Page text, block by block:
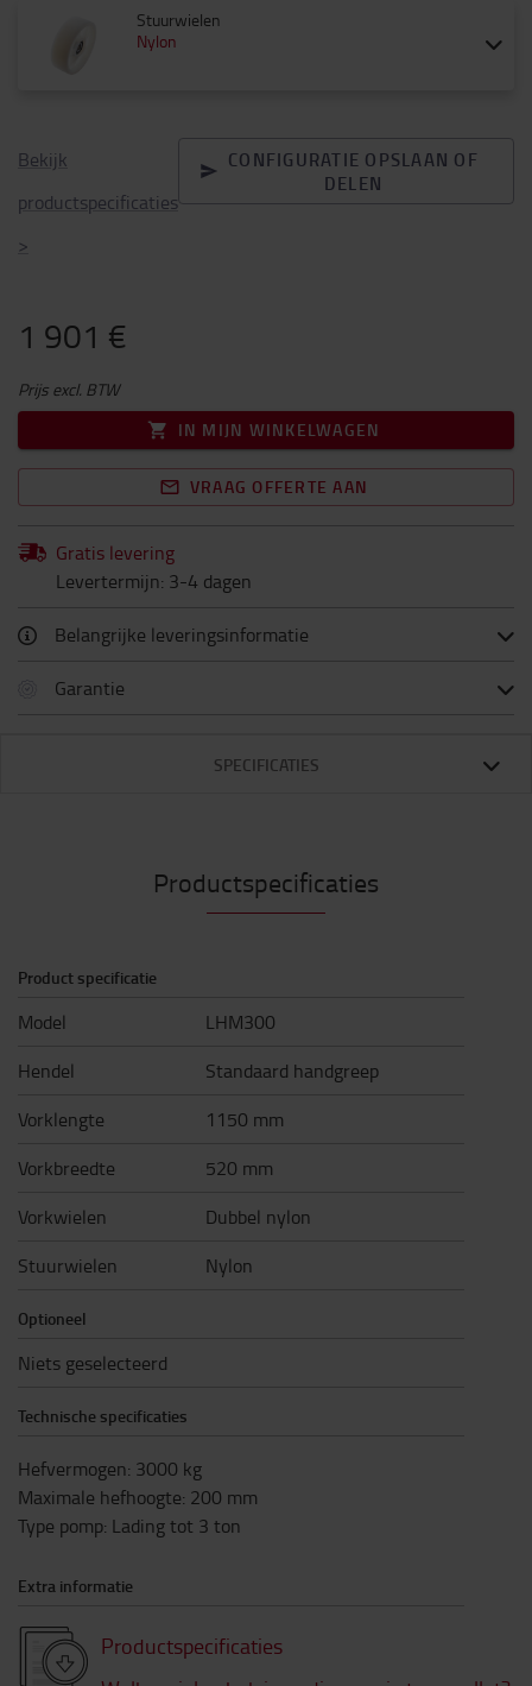
Stuurwielen
Nylon
Bekijk
productspecificaties
>
CONFIGURATIE OPSLAAN OF
DELEN
1 901 €
Prijs excl. BTW
IN MIJN WINKELWAGEN
VRAAG OFFERTE AAN
Gratis levering
Levertermijn: 3-4 dagen
Belangrijke leveringsinformatie
Garantie
SPECIFICATIES
Productspecificaties
Product specificatie
Model
LHM300
Hendel
Standaard handgreep
Vorklengte
1150 mm
Vorkbreedte
520 mm
Vorkwielen
Dubbel nylon
Stuurwielen
Nylon
Optioneel
Niets geselecteerd
Technische specificaties
Hefvermogen: 3000 kg
Maximale hefhoogte: 200 mm
Type pomp: Lading tot 3 ton
Extra informatie
Productspecificaties